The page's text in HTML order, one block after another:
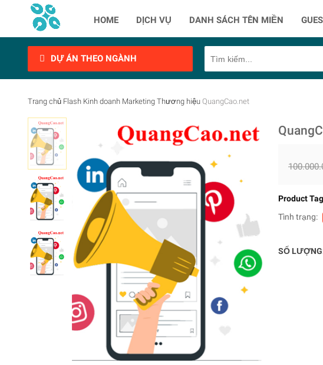
HOME DỊCH VỤ DANH SÁCH TÊN MIỀN
DỰ ÁN THEO NGÀNH
Trang chủ Flash Kinh doanh Marketing Thương hiệu QuangCao.net
Product
Tình trạng:
SỐ